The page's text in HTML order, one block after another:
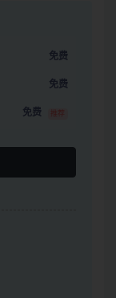
免费
免费
免费 推荐